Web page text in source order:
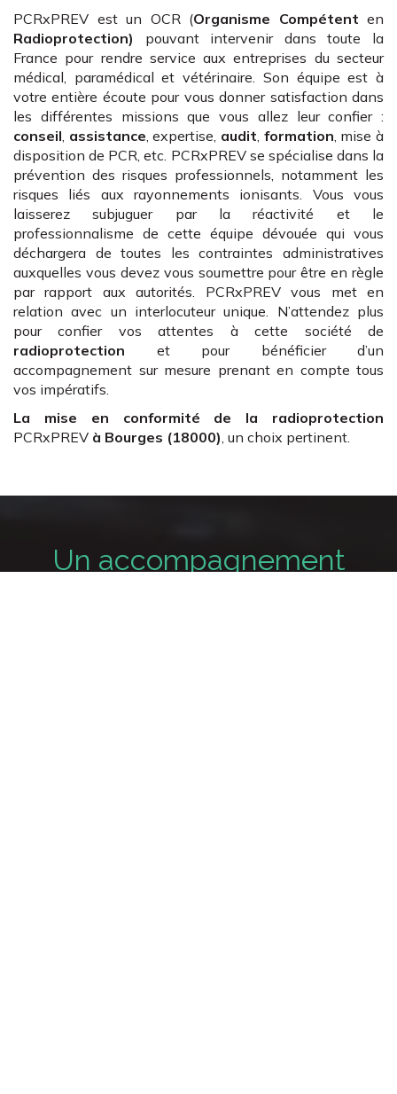
PCRxPREV est un OCR (Organisme Compétent en
Radioprotection) pouvant intervenir dans toute la
France pour rendre service aux entreprises du secteur
médical, paramédical et vétérinaire. Son équipe est à
votre entière écoute pour vous donner satisfaction dans
les différentes missions que vous allez leur confier :
conseil assistance , expertise, audit formation , mise à
disposition de PCR, etc. PCRxPREV se spécialise dans la
prévention des risques professionnels, notamment les
risques liés aux rayonnements ionisants. Vous vous
laisserez subjuguer par la réactivité et le
professionnalisme de cette équipe dévouée qui vous
déchargera de toutes les contraintes administratives
auxquelles vous devez vous soumettre pour être en règle
par rapport aux autorités. PCRxPREV vous met en
relation avec un interlocuteur unique. N’attendez plus
pour confier vos attentes à cette société de
radioprotection et pour bénéficier d’un
accompagnement sur mesure prenant en compte tous
vos impératifs.
La mise en conformité de la radioprotection
PCRxPREV à Bourges (18000) , un choix pertinent.
Un accompagnement